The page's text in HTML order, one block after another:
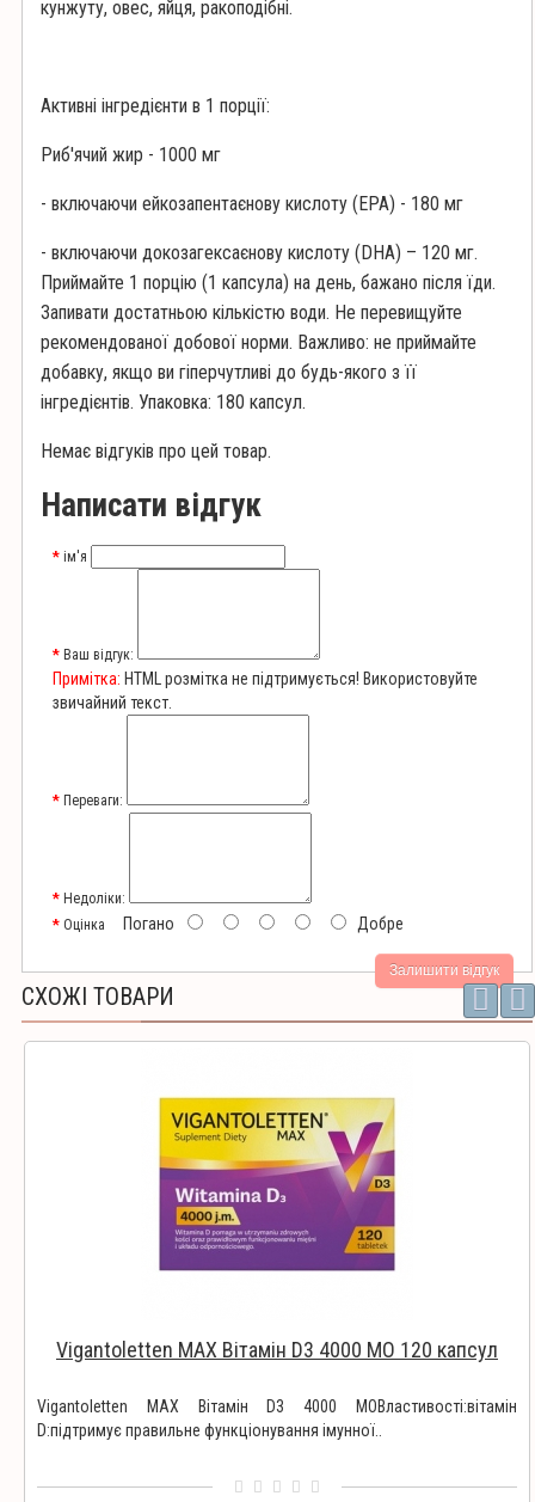
кунжуту, овес, яйця, ракоподібні.
Активні інгредієнти в 1 порції:
Риб'ячий жир - 1000 мг
- включаючи ейкозапентаєнову кислоту (EPA) - 180 мг
- включаючи докозагексаєнову кислоту (DHA) – 120 мг.
Приймайте 1 порцію (1 капсула) на день, бажано після їди.
Запивати достатньою кількістю води. Не перевищуйте
рекомендованої добової норми. Важливо: не приймайте
добавку, якщо ви гіперчутливі до будь-якого з її
інгредієнтів. Упаковка: 180 капсул.
Немає відгуків про цей товар.
Написати відгук
ім'я
Ваш відгук:
Примітка: HTML розмітка не підтримується! Використовуйте
звичайний текст.
Переваги:
Недоліки:
Оцінка
Погано Добре
Залишити відгук
СХОЖІ ТОВАРИ
Vigantoletten MAX Вітамін D3 4000 МО 120 капсул
Vigantoletten MAX Вітамін D3 4000 МОВластивості:вітамін
D:підтримує правильне функціонування імунної..